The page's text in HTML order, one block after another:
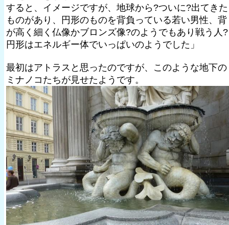
すると、イメージですが、地球から?ついに?出てきた
ものがあり、円形のものを背負っている若い男性、背
が高く細く仏像かブロンズ像?のようでもあり戦う人?
円形はエネルギー体でいっぱいのようでした」
最初はアトラスと思ったのですが、このような地下の
ミナノコたちが見せたようです。